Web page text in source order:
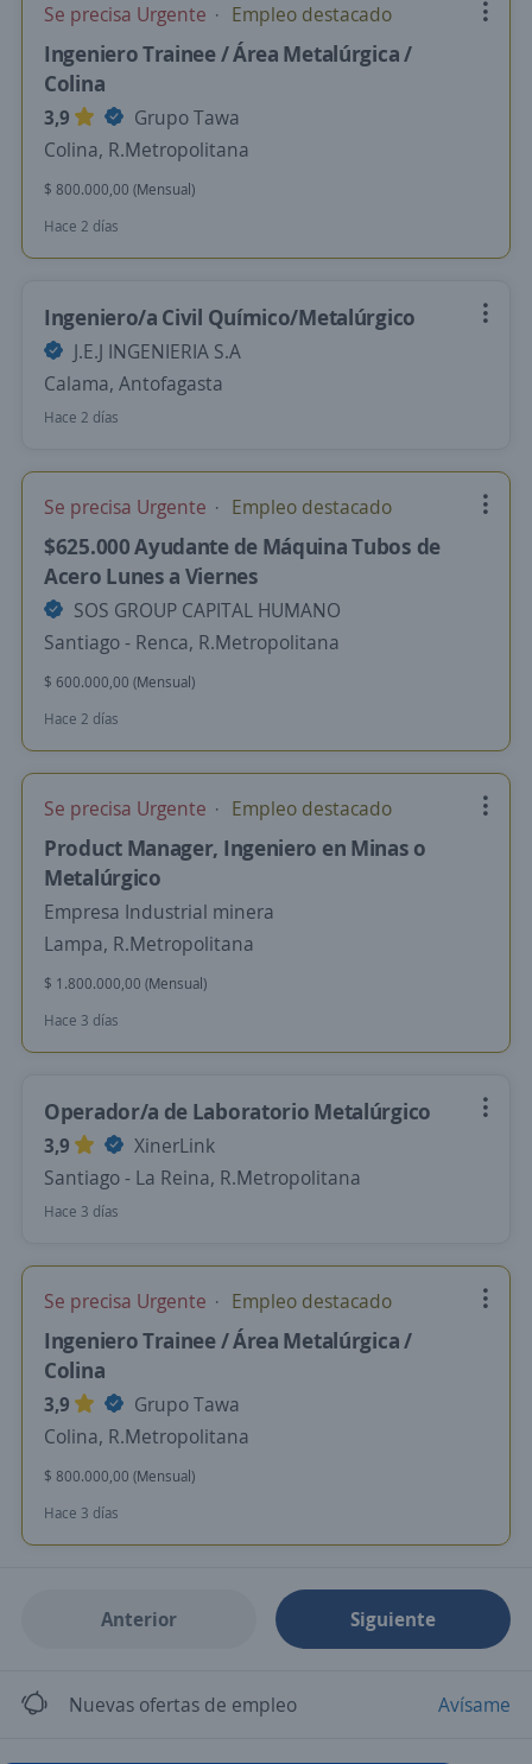
Se precisa Urgente Empleo destacado
Ingeniero Trainee / Área Metalúrgica /
Colina
3,9
Grupo Tawa
Colina, R.Metropolitana
$ 800.000,00 (Mensual)
Hace 2 días
Ingeniero/a Civil Químico/Metalúrgico
J.E.J INGENIERIA S.A
Calama, Antofagasta
Hace 2 días
Se precisa Urgente Empleo destacado
$625.000 Ayudante de Máquina Tubos de
Acero Lunes a Viernes
SOS GROUP CAPITAL HUMANO
Santiago - Renca, R.Metropolitana
$ 600.000,00 (Mensual)
Hace 2 días
Se precisa Urgente Empleo destacado
Product Manager, Ingeniero en Minas o
Metalúrgico
Empresa Industrial minera
Lampa, R.Metropolitana
$ 1.800.000,00 (Mensual)
Hace 3 días
Operador/a de Laboratorio Metalúrgico
3,9
XinerLink
Santiago - La Reina, R.Metropolitana
Hace 3 días
Se precisa Urgente Empleo destacado
Ingeniero Trainee / Área Metalúrgica /
Colina
3,9
Grupo Tawa
Colina, R.Metropolitana
$ 800.000,00 (Mensual)
Hace 3 días
Anterior Siguiente
Nuevas ofertas de empleo Avísame